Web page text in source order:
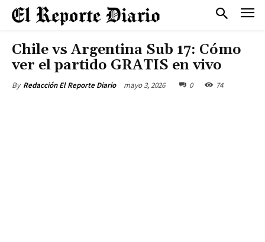
Chile vs Argentina Sub 17: Cómo
ver el partido GRATIS en vivo
By Redacción El Reporte Diario mayo 3, 2026 0 74